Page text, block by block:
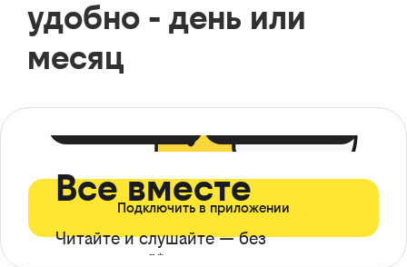
удобно - день или
месяц
Все вместе
Читайте и слушайте — без
ограничений*
Подключить в приложении